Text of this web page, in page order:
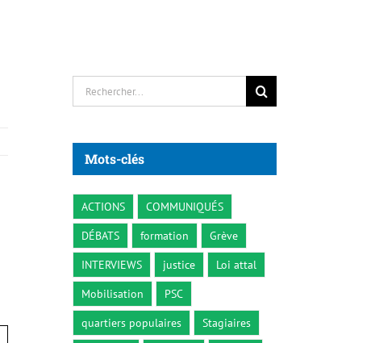
Rechercher:
Mots-clés
ACTIONS
COMMUNIQUÉS
DÉBATS
formation
Grève
INTERVIEWS
justice
Loi attal
Mobilisation
PSC
quartiers populaires
Stagiaires